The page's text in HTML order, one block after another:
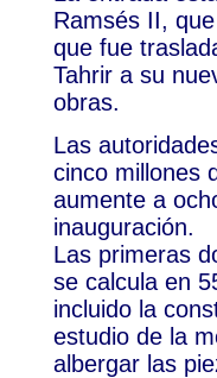
Ramsés II,
que fue
Tahrir a su
obras.
Las
cinco millones
aumente a
inauguración.
Las primeras
se calcula en
incluido la
estudio de la
albergar las